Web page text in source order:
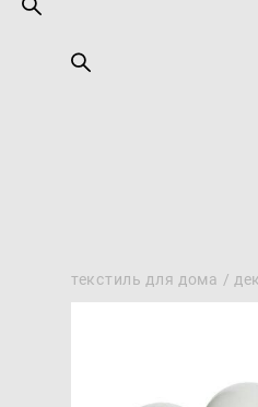
текстиль для дома /